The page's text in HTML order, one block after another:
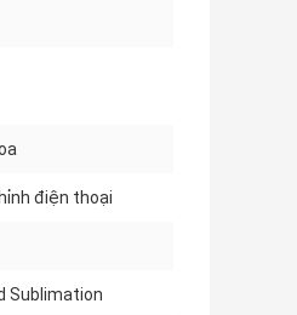
điện thoại
Sublimation